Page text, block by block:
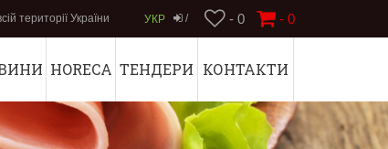
території України УКР / - 0 - 0
HORECA ТЕНДЕРИ КОНТАКТИ